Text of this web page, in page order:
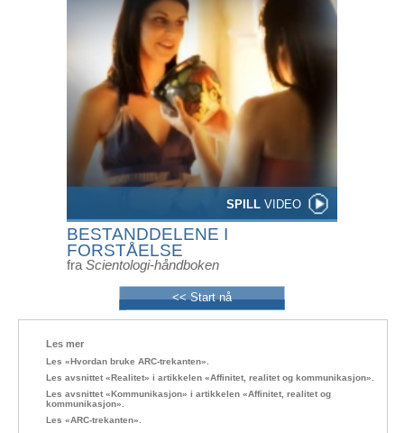
SPILL VIDEO
BESTANDDELENE I
FORSTÅELSE
fra Scientologi-håndboken
<< Start nå
Les mer
Les «Hvordan bruke ARC-trekanten».
Les avsnittet «Realitet» i artikkelen «Affinitet, realitet og kommunikasjon».
Les avsnittet «Kommunikasjon» i artikkelen «Affinitet, realitet og
kommunikasjon».
Les «ARC-trekanten».